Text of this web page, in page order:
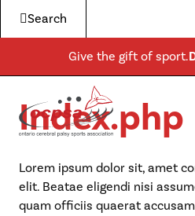
Search
Give the gift of sport.
About Us
ABOUT US
Para-Athletics
PROGRAMS & EVENTS
Community
Get Involved
GET INVOLVED
For Parents
BECOME A MEMBER
MORE
Shop
Index.php
Lorem ipsum dolor sit, amet
elit. Beatae eligendi nisi
quam officiis quaerat